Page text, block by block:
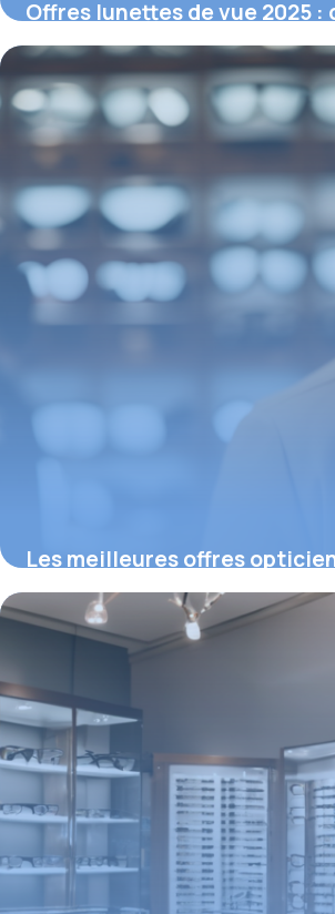
Offres lunettes de vue 2025 :
paire idéale selon votre
16 février 2026
Les meilleures offres
Économisez 200€ en bundles
12 février 2026